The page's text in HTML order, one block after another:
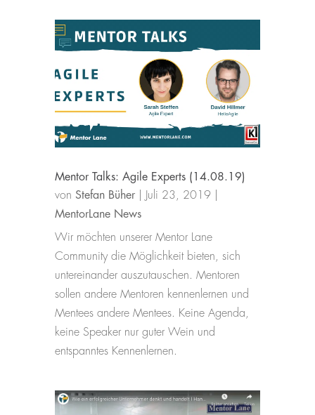
Mentor Talks: Agile Experts (14.08.19)
vonStefan Büher Juli 23, 2019
MentorLane News
Wir möchten unserer Mentor Lane
Community die Möglichkeit bieten, sich
untereinander auszutauschen. Mentoren
sollen andere Mentoren kennenlernen und
Mentees andere Mentees. Keine Agenda,
keine Speaker nur guter Wein und
entspanntes Kennenlernen.